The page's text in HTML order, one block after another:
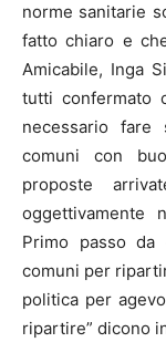
norme sanitarie
fatto chiaro e
Amicabile, Inga
tutti confermato
necessario fare
comuni con
proposte
oggettivamente
Primo passo da
comuni per
politica per
ripartire” dicono